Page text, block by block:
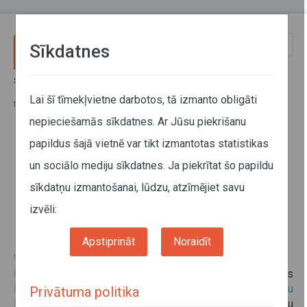
Sākums
transportlīdzekļu kustību robežkontroles punktos ar Baltkrieviju
Polija apturēja Krievijā un
Baltkrievijā reģistrētu visu veidu
kravas transportlīdzekļu kustību
robežkontroles punktos ar
Baltkrieviju
02. jūnijs 2023
Informējam, ka saskaņā ar 2023. gada 29. maija Polijas
Republikas Iekšlietu un administrācijas ministra
rīkojumu
, ar ko groza regulu par robežsatiksmes pagaidu
Sīkdatnes
Lai šī tīmekļvietne darbotos, tā izmanto obligāti
nepieciešamās sīkdatnes. Ar Jūsu piekrišanu
papildus šajā vietnē var tikt izmantotas statistikas
un sociālo mediju sīkdatnes. Ja piekrītat šo papildu
sīkdatņu izmantošanai, lūdzu, atzīmējiet savu
izvēli:
Apstiprināt Noraidīt
Privātuma politika